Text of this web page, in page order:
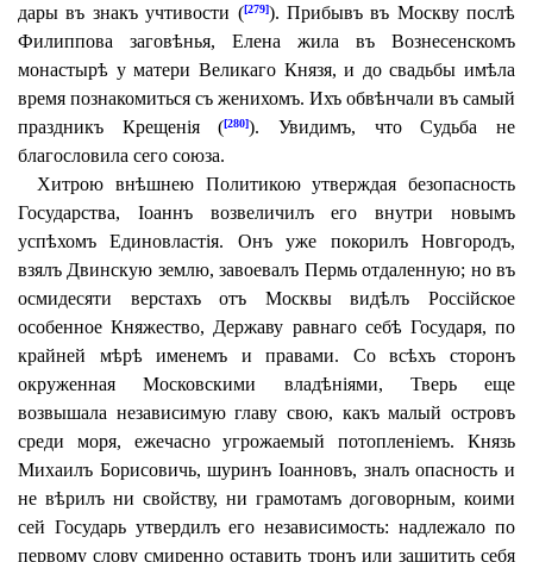
дары въ знакъ учтивости ([279]). Прибывъ въ Москву послѣ
Филиппова заговѣнья, Елена жила въ Вознесенскомъ
монастырѣ у матери Великаго Князя, и до свадьбы имѣла
время познакомиться съ женихомъ. Ихъ обвѣнчали въ самый
праздникъ Крещенія ([280]). Увидимъ, что Судьба не
благословила сего союза.
Хитрою внѣшнею Политикою утверждая безопасность
Государства, Іоаннъ возвеличилъ его внутри новымъ
успѣхомъ Единовластія. Онъ уже покорилъ Новгородъ,
взялъ Двинскую землю, завоевалъ Пермь отдаленную; но въ
осмидесяти верстахъ отъ Москвы видѣлъ Россійское
особенное Княжество, Державу равнаго себѣ Государя, по
крайней мѣрѣ именемъ и правами. Со всѣхъ сторонъ
окруженная Московскими владѣніями, Тверь еще
возвышала независимую главу свою, какъ малый островъ
среди моря, ежечасно угрожаемый потопленіемъ. Князь
Михаилъ Борисовичь, шуринъ Іоанновъ, зналъ опасность и
не вѣрилъ ни свойству, ни грамотамъ договорным, коими
сей Государь утвердилъ его независимость: надлежало по
первому слову смиренно оставить тронъ или защитить себя